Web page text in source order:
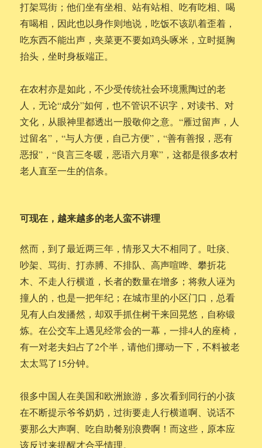
打架骂街；他们坐有坐相、站有站相、吃有吃相、喝
有喝相，因此也以身作则地说，吃饭不该趴着歪着，
吃东西不能出声，夹菜更不要如鸡头啄米，立时挺胸
抬头，坐时身板端正。
在农村亦是如此，不少受传统社会环境熏陶过的老
人，无论“成分”如何，也不管识不识字，对读书、对
文化，从眼神里都透出一股敬仰之意。“雁过留声，人
过留名”，“与人方便，自己方便”，“善有善报，恶有
恶报”，“良言三冬暖，恶语六月寒”，这都是很多农村
老人直至一生的信条。
可现在，越来越多的老人蛮不讲理
然而，到了最近两三年，情形又大不相同了。吐痰、
吵架、骂街、打赤膊、不排队、高声喧哗、攀折花
木、不走人行横道，长者的数量在增多；将救人诬为
撞人的，也是一把年纪；在城市里的小区门口，总看
见有人白发皤然，却双手抓住树干来回晃悠，自称锻
炼。在公交车上遇见经常会的一幕，一排4人的座椅，
有一对老夫妇占了2个半，请他们挪动一下，不料被老
太太骂了15分钟。
很多中国人在美国和欧洲旅游，多次看到同行的小孩
在不断提示爷爷奶奶，过街要走人行横道啊、说话不
要那么大声啊、吃自助餐别浪费啊！而这些，原本应
该反过来提醒才合乎情理。